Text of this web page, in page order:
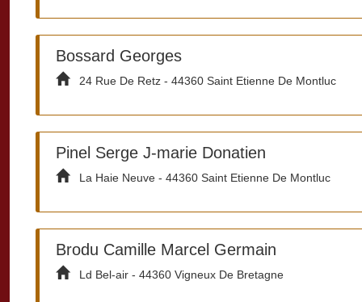
Bossard Georges
24 Rue De Retz - 44360 Saint Etienne De Montluc
Pinel Serge J-marie Donatien
La Haie Neuve - 44360 Saint Etienne De Montluc
Brodu Camille Marcel Germain
Ld Bel-air - 44360 Vigneux De Bretagne